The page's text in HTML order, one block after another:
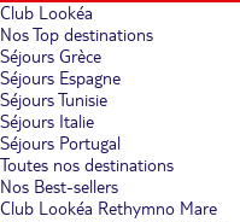
Club Lookéa
Nos Top destinations
Séjours Grèce
Séjours Espagne
Séjours Tunisie
Séjours Italie
Séjours Portugal
Toutes nos destinations
Nos Best-sellers
Club Lookéa Rethymno Mare